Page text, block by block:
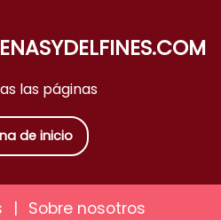
las páginas
de inicio
| Sobre nosotros